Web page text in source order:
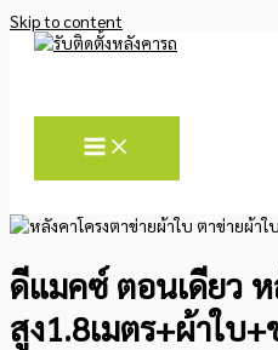
Skip to content
ดีแมคซ์ ตอนเดียว
สูง1.8เมตร+ผ้าใบ